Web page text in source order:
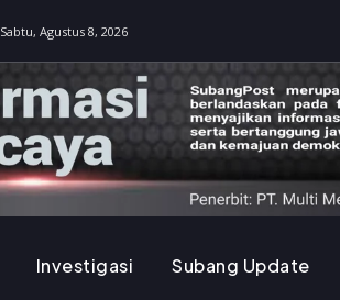
Sabtu, Agustus 8, 2026
Investigasi Subang Update